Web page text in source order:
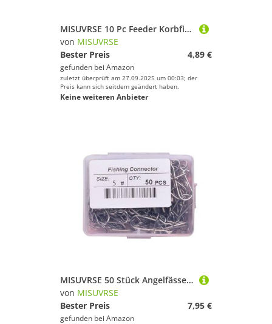
MISUVRSE 10 Pc Feeder Korbfischerei Ausrüstung Federspulen Inline Methoden Salzwasserangriffen Angelgeräte
von MISUVRSE
Bester Preis
4,89 €
gefunden bei Amazon
zuletzt überprüft am 27.09.2025 um 00:03; der
Preis kann sich seitdem geändert haben.
Keine weiteren Anbieter
MISUVRSE 50 Stück Angelfässer, Schnurverbinder, rollende Wirbel, Angelhaken, Ringe, Edelstahl, Angelhaken, Köder, Angelzubehör
von MISUVRSE
Bester Preis
7,95 €
gefunden bei Amazon